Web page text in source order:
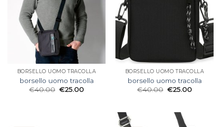
BORSELLO UOMO TRACOLLA
borsello uomo tracolla
€40.00 €25.00
BORSELLO UOMO TRACOLLA
borsello uomo tracolla
€40.00 €25.00